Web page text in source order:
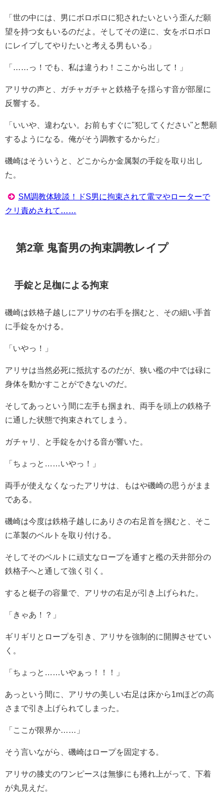
「世の中には、男にボロボロに犯されたいという歪んだ願
望を持つ女もいるのだよ。そしてその逆に、女をボロボロ
にレイプしてやりたいと考える男もいる」
「……っ！でも、私は違うわ！ここから出して！」
アリサの声と、ガチャガチャと鉄格子を揺らす音が部屋に
反響する。
「いいや、違わない。お前もすぐに"犯してください"と懇願
するようになる。俺がそう調教するからだ」
磯崎はそういうと、どこからか金属製の手錠を取り出し
た。
SM調教体験談！ドS男に拘束されて電マやローターで
クリ責めされて……
第2章 鬼畜男の拘束調教レイプ
手錠と足枷による拘束
磯崎は鉄格子越しにアリサの右手を掴むと、その細い手首
に手錠をかける。
「いやっ！」
アリサは当然必死に抵抗するのだが、狭い檻の中では碌に
身体を動かすことができないのだ。
そしてあっという間に左手も掴まれ、両手を頭上の鉄格子
に通した状態で拘束されてしまう。
ガチャリ、と手錠をかける音が響いた。
「ちょっと……いやっ！」
両手が使えなくなったアリサは、もはや磯崎の思うがまま
である。
磯崎は今度は鉄格子越しにありさの右足首を掴むと、そこ
に革製のベルトを取り付ける。
そしてそのベルトに頑丈なロープを通すと檻の天井部分の
鉄格子へと通して強く引く。
すると梃子の容量で、アリサの右足が引き上げられた。
「きゃあ！？」
ギリギリとロープを引き、アリサを強制的に開脚させてい
く。
「ちょっと……いやぁっ！！！」
あっという間に、アリサの美しい右足は床から1mほどの高
さまで引き上げられてしまった。
「ここが限界か……」
そう言いながら、磯崎はロープを固定する。
アリサの膝丈のワンピースは無惨にも捲れ上がって、下着
が丸見えだ。